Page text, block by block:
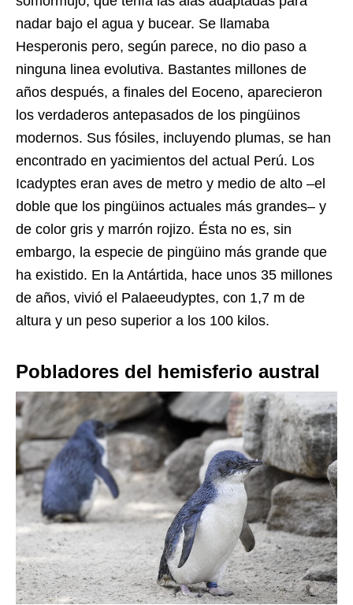
nadar bajo el agua y bucear. Se llamaba
Hesperonis pero, según parece, no dio paso a
ninguna linea evolutiva. Bastantes millones de
años después, a finales del Eoceno, aparecieron
los verdaderos antepasados de los pingüinos
modernos. Sus fósiles, incluyendo plumas, se han
encontrado en yacimientos del actual Perú. Los
Icadyptes eran aves de metro y medio de alto –el
doble que los pingüinos actuales más grandes– y
de color gris y marrón rojizo. Ésta no es, sin
embargo, la especie de pingüino más grande que
ha existido. En la Antártida, hace unos 35 millones
de años, vivió el Palaeeudyptes, con 1,7 m de
altura y un peso superior a los 100 kilos.
Pobladores del hemisferio austral